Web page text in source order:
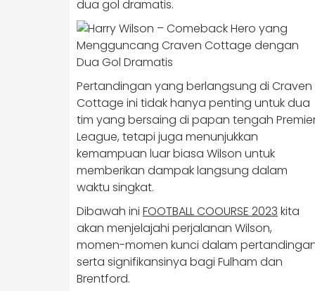
dua gol dramatis.
Pertandingan yang berlangsung di Craven
Cottage ini tidak hanya penting untuk dua
tim yang bersaing di papan tengah
League, tetapi juga menunjukkan
kemampuan luar biasa Wilson untuk
memberikan dampak langsung dalam
waktu singkat.
Dibawah ini FOOTBALL COOURSE 2023 kita
akan menjelajahi perjalanan Wilson,
momen-momen kunci dalam
serta signifikansinya bagi Fulham dan
Brentford.